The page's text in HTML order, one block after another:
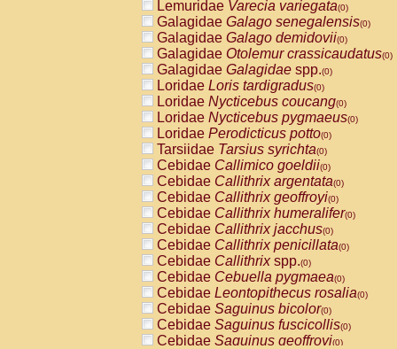
Lemuridae Varecia variegata(0)
Galagidae Galago senegalensis(0)
Galagidae Galago demidovii(0)
Galagidae Otolemur crassicaudatus(0)
Galagidae Galagidae spp.(0)
Loridae Loris tardigradus(0)
Loridae Nycticebus coucang(0)
Loridae Nycticebus pygmaeus(0)
Loridae Perodicticus potto(0)
Tarsiidae Tarsius syrichta(0)
Cebidae Callimico goeldii(0)
Cebidae Callithrix argentata(0)
Cebidae Callithrix geoffroyi(0)
Cebidae Callithrix humeralifer(0)
Cebidae Callithrix jacchus(0)
Cebidae Callithrix penicillata(0)
Cebidae Callithrixspp.(0)
Cebidae Cebuella pygmaea(0)
Cebidae Leontopithecus rosalia(0)
Cebidae Saguinus bicolor(0)
Cebidae Saguinus fuscicollis(0)
Cebidae Saguinus geoffroyi(0)